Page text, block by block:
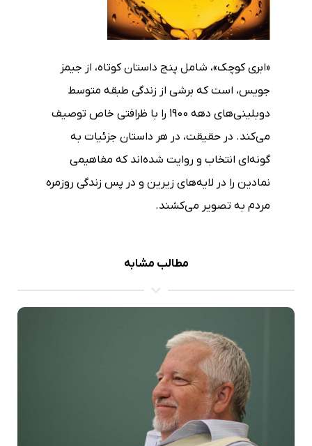
«ابری کوچک»، شامل پنج داستان کوتاه، از جیمز
جویس، است که برشی از زندگی طبقه متوسط
دوبلینی‌های دهه 1900 را با ظرافتی خاص توصیف
می‌کند. در حقیقت، در هر داستان جزئیات به
گونه‌ای انتخاب و روایت شده‌اند که مفاهیمی
نمادین را در لایه‌های زیرین و در پس زندگی روزمره
مردم به تصویر می‌کشند.
مطالب مشابه